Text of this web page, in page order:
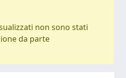
non sono stati
da parte